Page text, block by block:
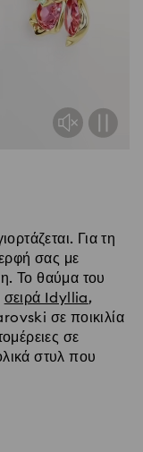
Για τη
σας με
Το θαύμα του
σειρά Idyllia,
σε ποικιλία
σε
στυλ που